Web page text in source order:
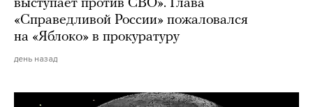
выступает против СВО». Глава
«Справедливой России» пожаловался
на «Яблоко» в прокуратуру
день назад